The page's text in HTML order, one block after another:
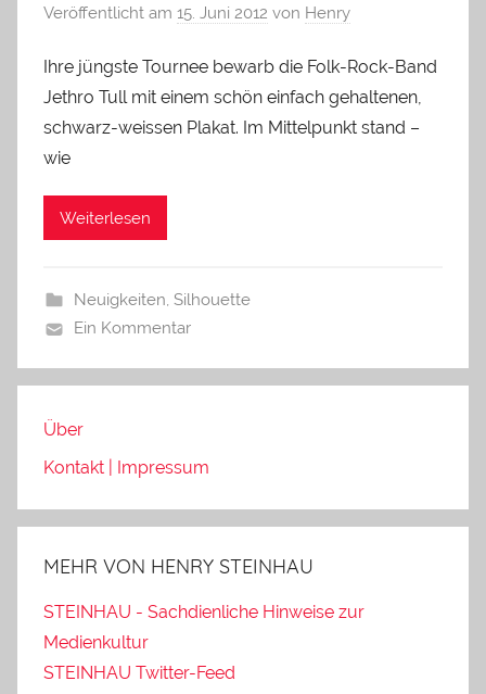
Veröffentlicht am 15. Juni 2012 von Henry
Ihre jüngste Tournee bewarb die Folk-Rock-Band
Jethro Tull mit einem schön einfach gehaltenen,
schwarz-weissen Plakat. Im Mittelpunkt stand –
wie
Weiterlesen
Neuigkeiten, Silhouette
Ein Kommentar
Über
Kontakt | Impressum
MEHR VON HENRY STEINHAU
STEINHAU - Sachdienliche Hinweise zur
Medienkultur
STEINHAU Twitter-Feed